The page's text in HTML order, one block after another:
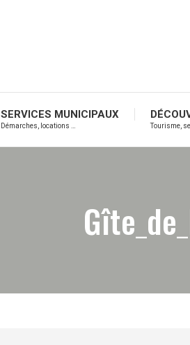
SERVICES MUNICIPAUX
Démarches, locations … Tourisme,